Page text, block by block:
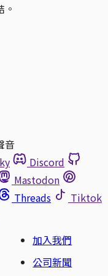
音
Discord
Mastodon
Threads
Tiktok
加入我們
公司新聞